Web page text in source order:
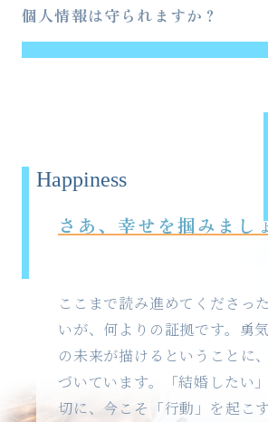
ただければ、ご自身のタイミングで
できますので、ご安心ください。
個人情報は守られますか？
はい、会員様のプライバシー保護
Happiness
さあ、幸せを掴みまし
ここまで読み進めてくださっ
いが、何よりの証拠です。勇
の未来が描けるということに
づいています。「結婚したい
切に、今こそ「行動」を起こ